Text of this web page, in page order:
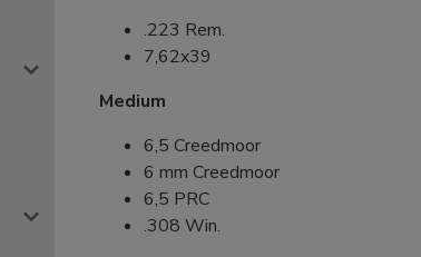
.223 Rem.
7,62x39
Medium
6,5 Creedmoor
6 mm Creedmoor
6,5 PRC
.308 Win.